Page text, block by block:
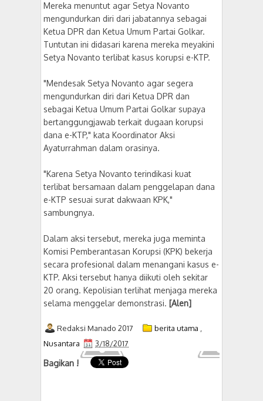
Mereka menuntut agar Setya Novanto
mengundurkan diri dari jabatannya sebagai
Ketua DPR dan Ketua Umum Partai Golkar.
Tuntutan ini didasari karena mereka meyakini
Setya Novanto terlibat kasus korupsi e-KTP.
"Mendesak Setya Novanto agar segera
mengundurkan diri dari Ketua DPR dan
sebagai Ketua Umum Partai Golkar supaya
bertanggungjawab terkait dugaan korupsi
dana e-KTP," kata Koordinator Aksi
Ayaturrahman dalam orasinya.
"Karena Setya Novanto terindikasi kuat
terlibat bersamaan dalam penggelapan dana
e-KTP sesuai surat dakwaan KPK,"
sambungnya.
Dalam aksi tersebut, mereka juga meminta
Komisi Pemberantasan Korupsi (KPK) bekerja
secara profesional dalam menangani kasus e-
KTP. Aksi tersebut hanya diikuti oleh sekitar
20 orang. Kepolisian terlihat menjaga mereka
selama menggelar demonstrasi. [Alen]
Redaksi Manado 2017 berita utama
Nusantara
3/18/2017
Bagikan !